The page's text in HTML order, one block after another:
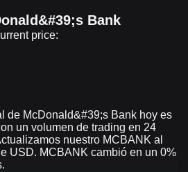
Bank
price:
de McDonald&#39;s Bank hoy es
un volumen de trading en 24
nuestro MCBANK al
USD. MCBANK cambió en un 0%